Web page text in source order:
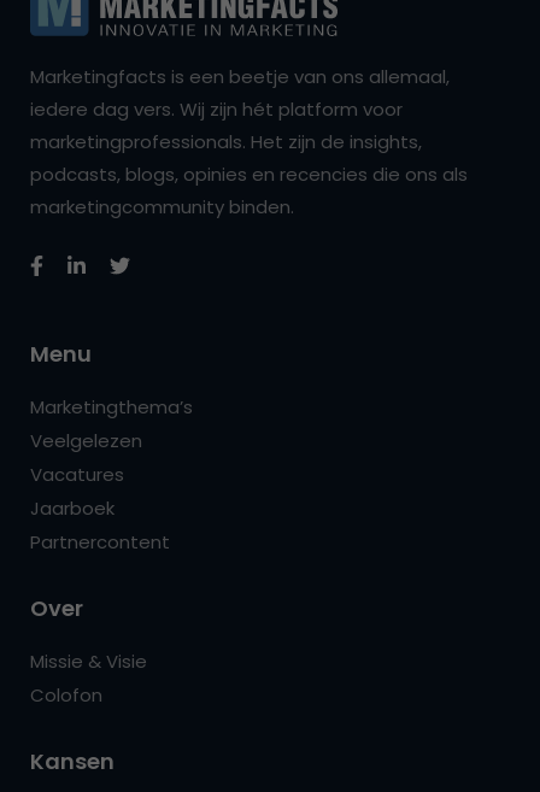
Marketingfacts is een beetje van ons allemaal,
iedere dag vers. Wij zijn hét platform voor
marketingprofessionals. Het zijn de insights,
podcasts, blogs, opinies en recencies die ons als
marketingcommunity binden.
Menu
Marketingthema’s
Veelgelezen
Vacatures
Jaarboek
Partnercontent
Over
Missie & Visie
Colofon
Kansen